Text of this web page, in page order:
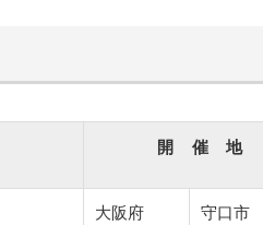
開 催 地
大阪府 守口市